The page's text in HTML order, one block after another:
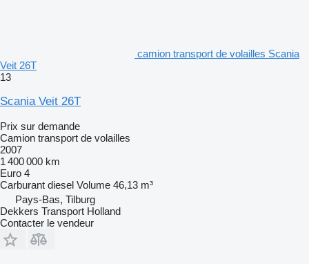
camion transport de volailles Scania
Veit 26T
13
Scania Veit 26T
Prix sur demande
Camion transport de volailles
2007
1 400 000 km
Euro 4
Carburant diesel Volume 46,13 m³
Pays-Bas, Tilburg
Dekkers Transport Holland
Contacter le vendeur